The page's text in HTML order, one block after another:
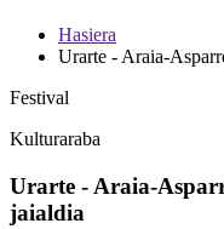
Hasiera
Urarte - Araia-
Festival
Kulturaraba
Urarte - Araia-
jaialdia